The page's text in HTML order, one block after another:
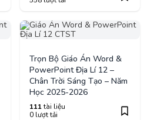
Trọn Bộ Giáo Án Word &
PowerPoint Địa Lí 12 –
Chân Trời Sáng Tạo – Năm
Học 2025-2026
111tài liệu
0 lượt tải